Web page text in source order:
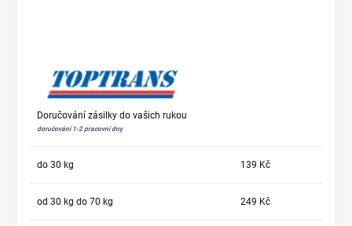
Doručování zásilky do vašich rukou
doručování 1-2 pracovní dny
do 30 kg 139 Kč
od 30 kg do 70 kg 249 Kč